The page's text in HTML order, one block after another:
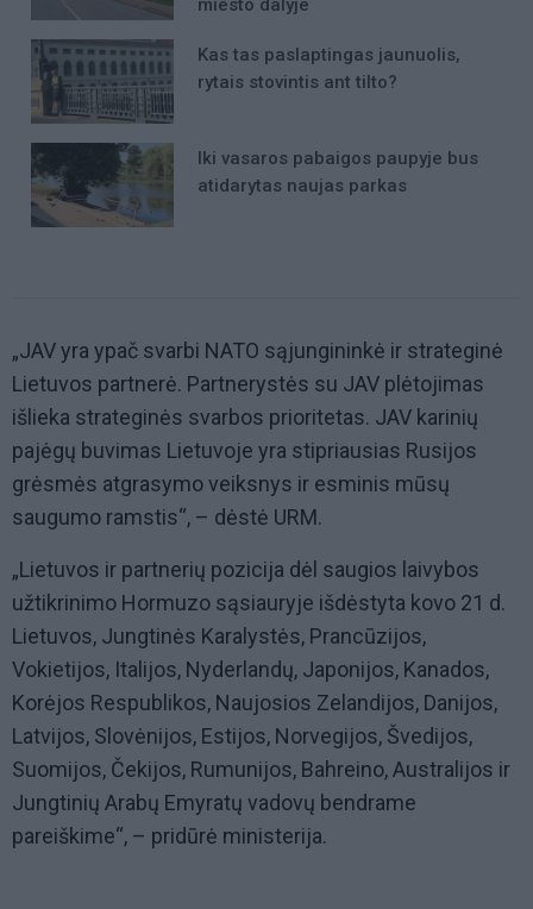
miesto dalyje
Kas tas paslaptingas jaunuolis,
rytais stovintis ant tilto?
Iki vasaros pabaigos paupyje bus
atidarytas naujas parkas
„JAV yra ypač svarbi NATO sąjungininkė ir strateginė
Lietuvos partnerė. Partnerystės su JAV plėtojimas
išlieka strateginės svarbos prioritetas. JAV karinių
pajėgų buvimas Lietuvoje yra stipriausias Rusijos
grėsmės atgrasymo veiksnys ir esminis mūsų
saugumo ramstis“, – dėstė URM.
„Lietuvos ir partnerių pozicija dėl saugios laivybos
užtikrinimo Hormuzo sąsiauryje išdėstyta kovo 21 d.
Lietuvos, Jungtinės Karalystės, Prancūzijos,
Vokietijos, Italijos, Nyderlandų, Japonijos, Kanados,
Korėjos Respublikos, Naujosios Zelandijos, Danijos,
Latvijos, Slovėnijos, Estijos, Norvegijos, Švedijos,
Suomijos, Čekijos, Rumunijos, Bahreino, Australijos ir
Jungtinių Arabų Emyratų vadovų bendrame
pareiškime“, – pridūrė ministerija.